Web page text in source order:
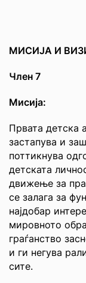
МИСИЈА И
Член 7
Мисија:
Првата детска
застапува и
поттикнува
детската
движење за
се залага за
најдобар
мировното
граѓанство
и ги негува
сите.